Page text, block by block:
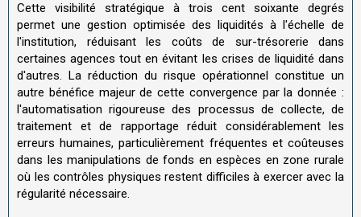
Cette visibilité stratégique à trois cent soixante degrés
permet une gestion optimisée des liquidités à l'échelle de
l'institution, réduisant les coûts de sur-trésorerie dans
certaines agences tout en évitant les crises de liquidité dans
d'autres. La réduction du risque opérationnel constitue un
autre bénéfice majeur de cette convergence par la donnée :
l'automatisation rigoureuse des processus de collecte, de
traitement et de rapportage réduit considérablement les
erreurs humaines, particulièrement fréquentes et coûteuses
dans les manipulations de fonds en espèces en zone rurale
où les contrôles physiques restent difficiles à exercer avec la
régularité nécessaire.